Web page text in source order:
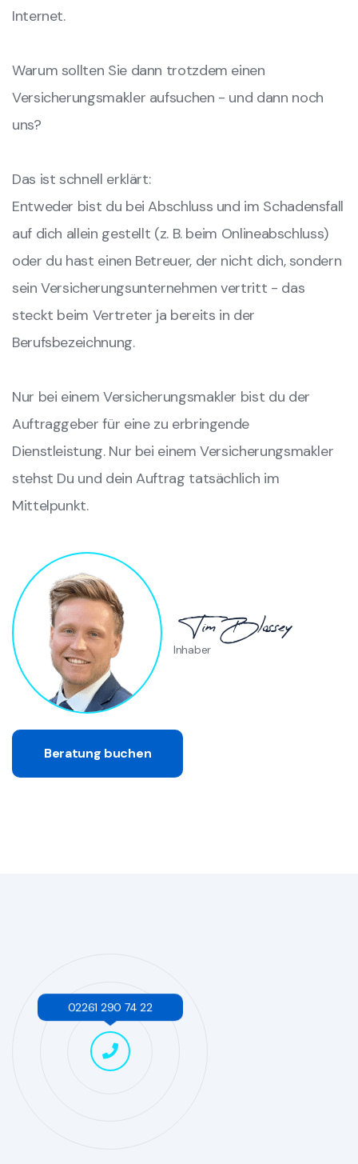
Internet.
Warum sollten Sie dann trotzdem einen
Versicherungsmakler aufsuchen - und dann noch
uns?
Das ist schnell erklärt:
Entweder bist du bei Abschluss und im Schadensfall
auf dich allein gestellt (z. B. beim Onlineabschluss)
oder du hast einen Betreuer, der nicht dich, sondern
sein Versicherungsunternehmen vertritt - das
steckt beim Vertreter ja bereits in der
Berufsbezeichnung.
Nur bei einem Versicherungsmakler bist du der
Auftraggeber für eine zu erbringende
Dienstleistung. Nur bei einem Versicherungsmakler
stehst Du und dein Auftrag tatsächlich im
Mittelpunkt.
Tim Blossey
Inhaber
Beratung buchen
02261 290 74 22